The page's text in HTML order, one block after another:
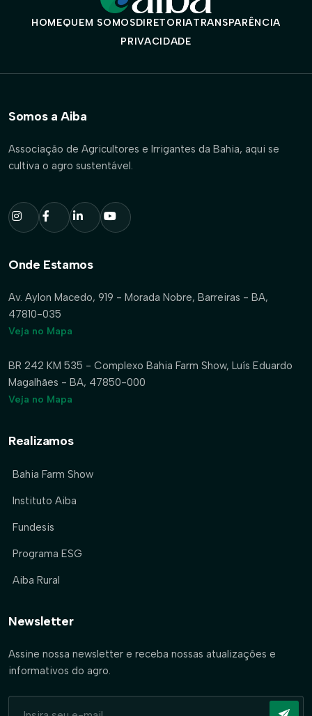
HOMEQUEM SOMOSDIRETORIATRANSPARÊNCIA
PRIVACIDADE
Somos a Aiba
Associação de Agricultores e Irrigantes da Bahia, aqui se
cultiva o agro sustentável.
Onde Estamos
Av. Aylon Macedo, 919 - Morada Nobre, Barreiras - BA,
47810-035
Veja no Mapa
BR 242 KM 535 - Complexo Bahia Farm Show, Luís Eduardo
Magalhães - BA, 47850-000
Veja no Mapa
Realizamos
Bahia Farm Show
Instituto Aiba
Fundesis
Programa ESG
Aiba Rural
Newsletter
Assine nossa newsletter e receba nossas atualizações e
informativos do agro.